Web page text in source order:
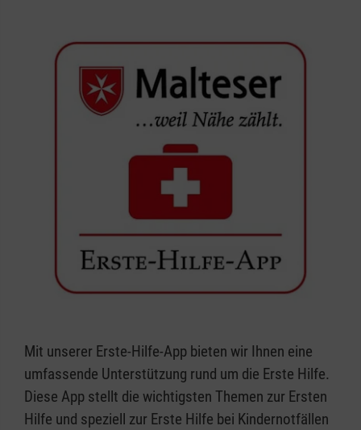
Mit unserer Erste-Hilfe-App bieten wir Ihnen eine
umfassende Unterstützung rund um die Erste Hilfe.
Diese App stellt die wichtigsten Themen zur Ersten
Hilfe und speziell zur Erste Hilfe bei Kindernotfällen